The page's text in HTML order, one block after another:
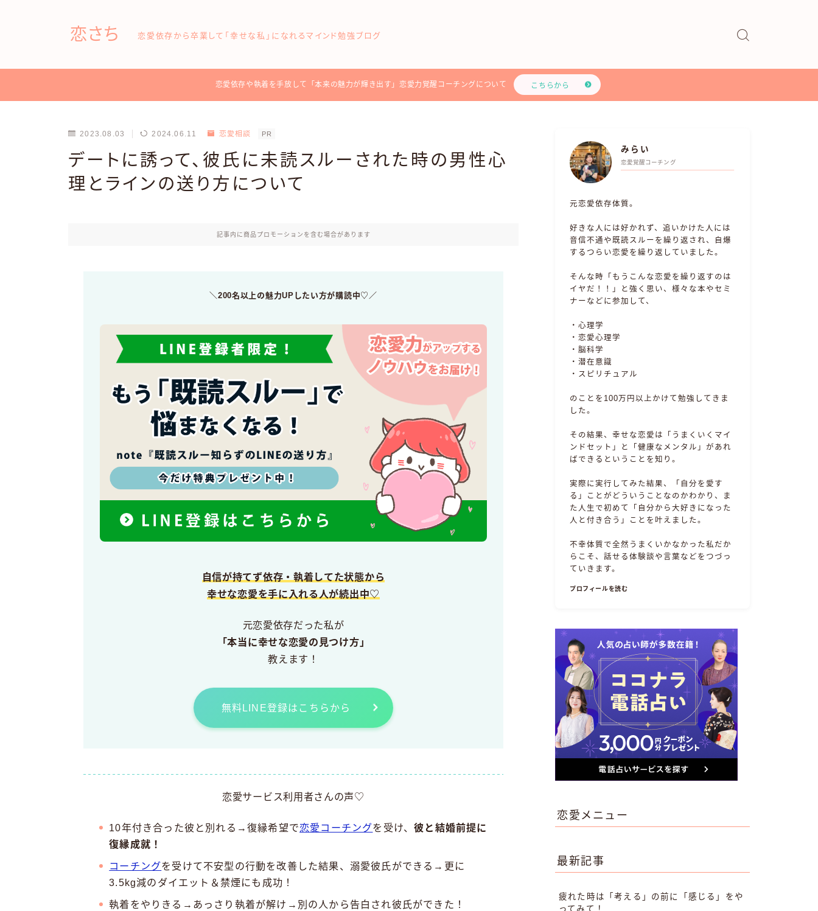
恋さち 恋愛依存から卒業して「幸せな私」になれるマインド勉強ブログ
恋愛依存や執着を手放して「本来の魅力が輝き出す」恋愛力覚醒コーチングについて こちらから
2023.08.03 2024.06.11 恋愛相談 PR
デートに誘って、彼氏に未読スルーされた時の男性心
理とラインの送り方について
記事内に商品プロモーションを含む場合があります
＼200名以上の魅力UPしたい方が購読中♡／
自信が持てず依存・執着してた状態から
幸せな恋愛を手に入れる人が続出中♡
元恋愛依存だった私が
「本当に幸せな恋愛の見つけ方」
教えます！
無料LINE登録はこちらから
恋愛サービス利用者さんの声♡
10年付き合った彼と別れる→復縁希望で恋愛コーチングを受け、彼と結婚前提に
復縁成就！
コーチングを受けて不安型の行動を改善した結果、溺愛彼氏ができる→更に
3.5kg減のダイエット＆禁煙にも成功！
執着をやりきる→あっさり執着が解け→別の人から告白され彼氏ができた！
みらい
恋愛覚醒コーチング
元恋愛依存体質。
好きな人には好かれず、追いかけた人には
音信不通や既読スルーを繰り返され、自爆
するつらい恋愛を繰り返していました。
そんな時「もうこんな恋愛を繰り返すのは
イヤだ！！」と強く思い、様々な本やセミ
ナーなどに参加して、
・心理学
・恋愛心理学
・脳科学
・潜在意識
・スピリチュアル
のことを100万円以上かけて勉強してきま
した。
その結果、幸せな恋愛は「うまくいくマイ
ンドセット」と「健康なメンタル」があれ
ばできるということを知り。
実際に実行してみた結果、「自分を愛す
る」ことがどういうことなのかわかり、ま
た人生で初めて「自分から大好きになった
人と付き合う」ことを叶えました。
不幸体質で全然うまくいかなかった私だか
らこそ、話せる体験談や言葉などをつづっ
ていきます。
プロフィールを読む
恋愛メニュー
最新記事
疲れた時は「考える」の前に「感じる」をや
ってみて！